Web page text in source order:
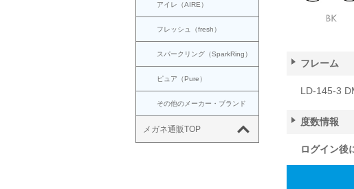
アイレ（AIRE）
フレッシュ（fresh）
スパークリング（SparkRing）
ピュア（Pure）
その他のメーカー・ブランド
メガネ通販TOP
フレーム
LD-145-3
度数情報
ログイン後